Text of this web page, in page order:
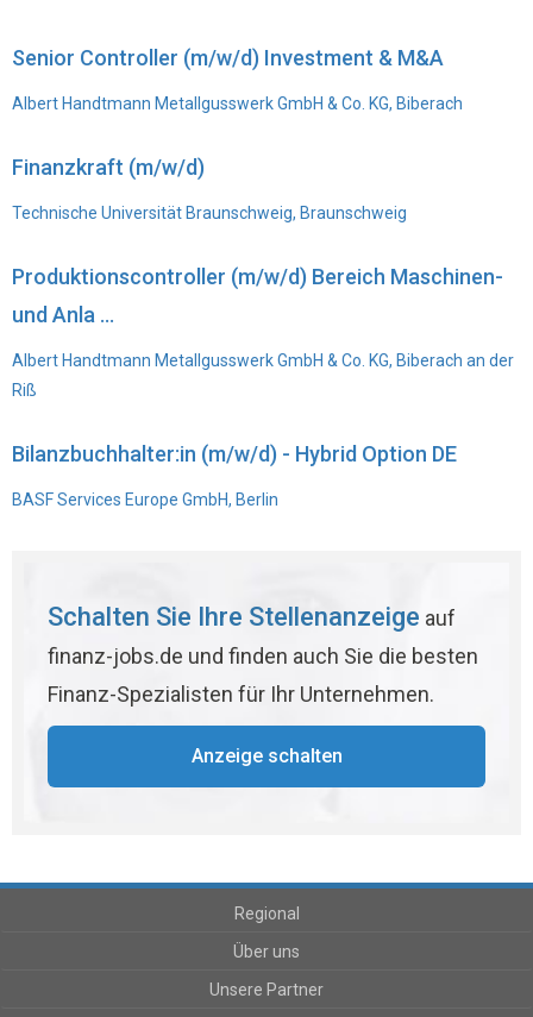
Senior Controller (m/w/d) Investment & M&A
Albert Handtmann Metallgusswerk GmbH & Co. KG, Biberach
Finanzkraft (m/w/d)
Technische Universität Braunschweig, Braunschweig
Produktionscontroller (m/w/d) Bereich Maschinen-
und Anla ...
Albert Handtmann Metallgusswerk GmbH & Co. KG, Biberach an der
Riß
Bilanzbuchhalter:in (m/w/d) - Hybrid Option DE
BASF Services Europe GmbH, Berlin
Schalten Sie Ihre Stellenanzeige auf
finanz-jobs.de und finden auch Sie die besten
Finanz-Spezialisten für Ihr Unternehmen.
Anzeige schalten
Regional
Über uns
Unsere Partner